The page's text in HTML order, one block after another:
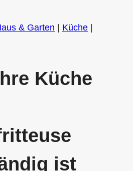
& Garten Küche
Küche
ist